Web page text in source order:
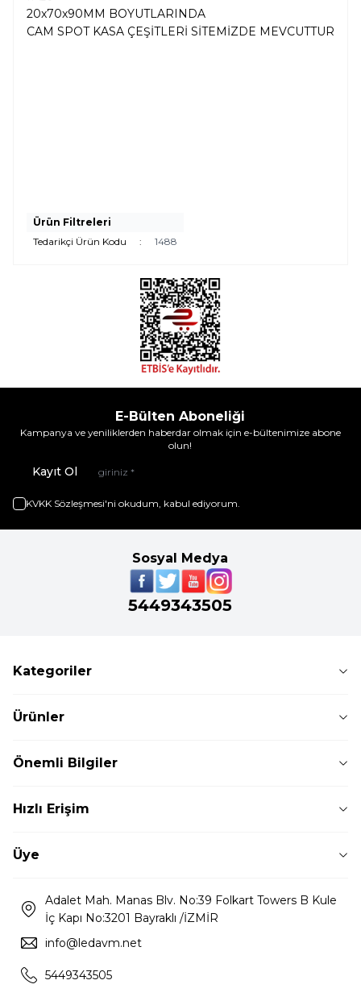
20x70x90MM BOYUTLARINDA
CAM SPOT KASA ÇEŞİTLERİ SİTEMİZDE MEVCUTTUR
Ürün Filtreleri
Tedarikçi Ürün Kodu
: 1488
E-Bülten Aboneliği
Kampanya ve yeniliklerden haberdar olmak için e-bültenimize abone
olun!
Kayıt Ol
KVKK Sözleşmesi'ni okudum, kabul ediyorum.
Sosyal Medya
5449343505
Kategoriler
Ürünler
Önemli Bilgiler
Hızlı Erişim
Üye
Adalet Mah. Manas Blv. No:39 Folkart Towers B Kule
İç Kapı No:3201 Bayraklı /İZMİR
info@ledavm.net
5449343505